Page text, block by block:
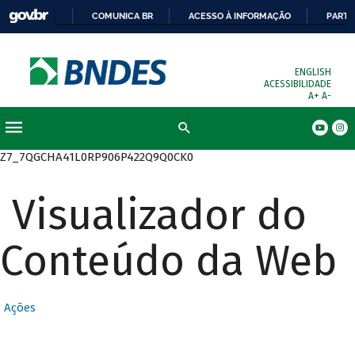
COMUNICA BR ACESSO À INFORMAÇÃO
ENGLISH
ACESSIBILIDADE
A+ A-
Z7_7QGCHA41L0RP906P422Q9Q0CK0
Visualizador do
Conteúdo da Web
Ações